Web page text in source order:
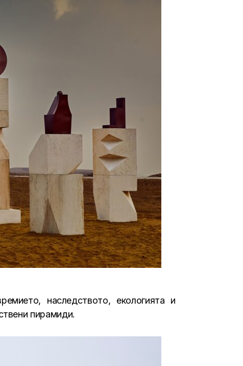
наследството, екологията и
пирамиди.